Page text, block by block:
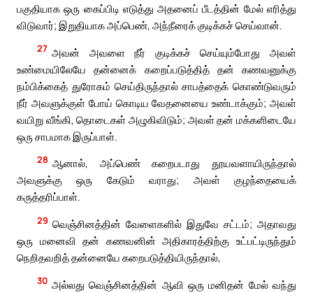
பகுதியாக ஒரு கைப்பிடி எடுத்து அதனைப் பீடத்தின் மேல் எரித்து
விடுவார்; இறுதியாக அப்பெண், அந்நீரைக் குடிக்கச் செய்வான்.
27 அவன் அவளை நீர் குடிக்கச் செய்யும்போது அவள்
உண்மையிலேயே தன்னைக் கறைப்படுத்தித் தன் கணவனுக்கு
நம்பிக்கைத் துரோகம் செய்திருந்தால் சாபத்தைக் கொண்டுவரும்
நீர் அவளுக்குள் போய் கொடிய வேதனையை உண்டாக்கும்; அவள்
வயிறு வீங்கி, தொடைகள் அழுகிவிடும்; அவள் தன் மக்களிடையே
ஒரு சாபமாக இருப்பாள்.
28 ஆனால், அப்பெண் கறைபடாது தூயவளாயிருந்தால்
அவளுக்கு ஒரு கேடும் வராது; அவள் குழந்தையைக்
கருத்தரிப்பாள்.
29 வெஞ்சினத்தின் வேளைகளில் இதுவே சட்டம்; அதாவது
ஒரு மனைவி தன் கணவனின் அதிகாரத்திற்கு உட்பட்டிருந்தும்
நெறிதவறித் தன்னையே கறைபடுத்தியிருந்தால்,
30 அல்லது வெஞ்சினத்தின் ஆவி ஒரு மனிதன் மேல் வந்து